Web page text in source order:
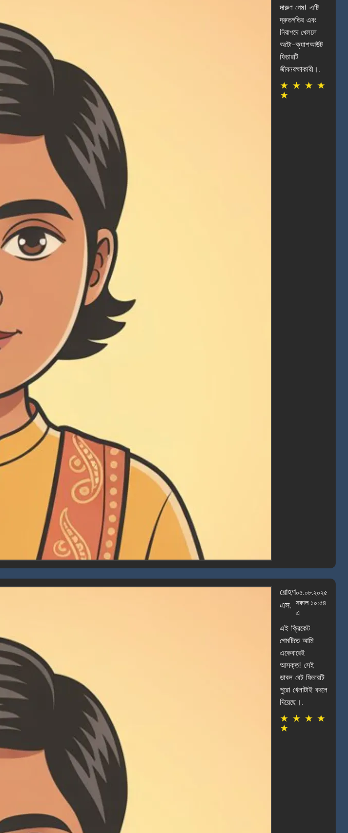
দারুণ গেম! এটি
দ্রুতগতির এবং
নিরাপদে খেললে
অটো-ক্যাশআউট
ফিচারটি
জীবনরক্ষাকারী।.
★ ★ ★ ★
★
রোহণ
এস.
০৫.০৮.২০২৫
সকাল ১০:৫৪
এ
এই ক্রিকেট
গেমটিতে আমি
একেবারেই
আসক্ত! সেই
ডাবল বেট ফিচারটি
পুরো খেলাটাই বদলে
দিয়েছে।.
★ ★ ★ ★
★